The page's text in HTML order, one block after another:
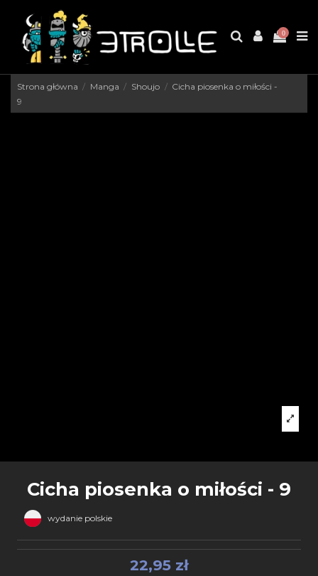
0
Strona główna Manga Shoujo
Cicha piosenka o miłości -
9
Cicha piosenka o miłości - 9
wydanie polskie
22,95 zł